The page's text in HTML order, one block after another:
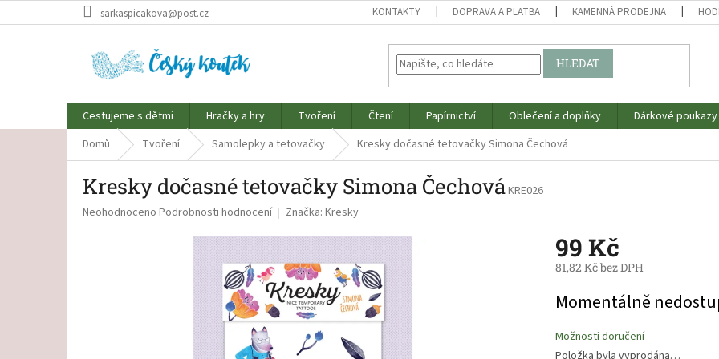
na
sarkaspicakova@post.cz KONTAKTY DOPRAVA A PLATBA KAMENNÁ PRODEJNA
HLEDAT
Cestujeme s dětmi Hračky a hry Tvoření Čtení Papírnictví Oblečení a doplňky Dárkové poukazy
Domů
Tvoření Samolepky a tetovačky Kresky dočasné tetovačky Simona Čechová
Kresky dočasné tetovačky Simona ČechováKRE026
Průměrné
Neohodnoceno Podrobnosti hodnocení Značka: Kresky
99 Kč
81,82 Kč bez DPH
cena:
Momentálně
Možnosti doručení